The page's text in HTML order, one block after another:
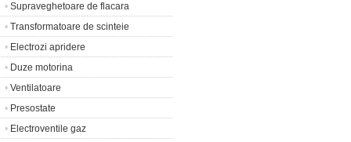
• Supraveghetoare de flacara
• Transformatoare de scinteie
• Electrozi apridere
• Duze motorina
• Ventilatoare
• Presostate
• Electroventile gaz